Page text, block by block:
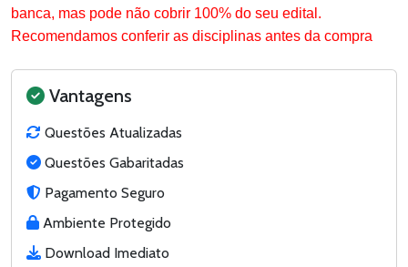
banca, mas pode não cobrir 100% do seu edital.
Recomendamos conferir as disciplinas antes da compra
Vantagens
Questões Atualizadas
Questões Gabaritadas
Pagamento Seguro
Ambiente Protegido
Download Imediato